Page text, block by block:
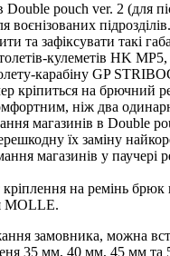
Double pouch ver. 2 (для
воєнізованих
та зафіксувати такі
кулеметів HK
карабіну GP
кріпиться на брючний
ніж два
магазинів в Double
їх заміну
магазинів у паучері
кріплення на ремінь
MOLLE.
замовника, можна
35 мм, 40 мм, 45 мм та